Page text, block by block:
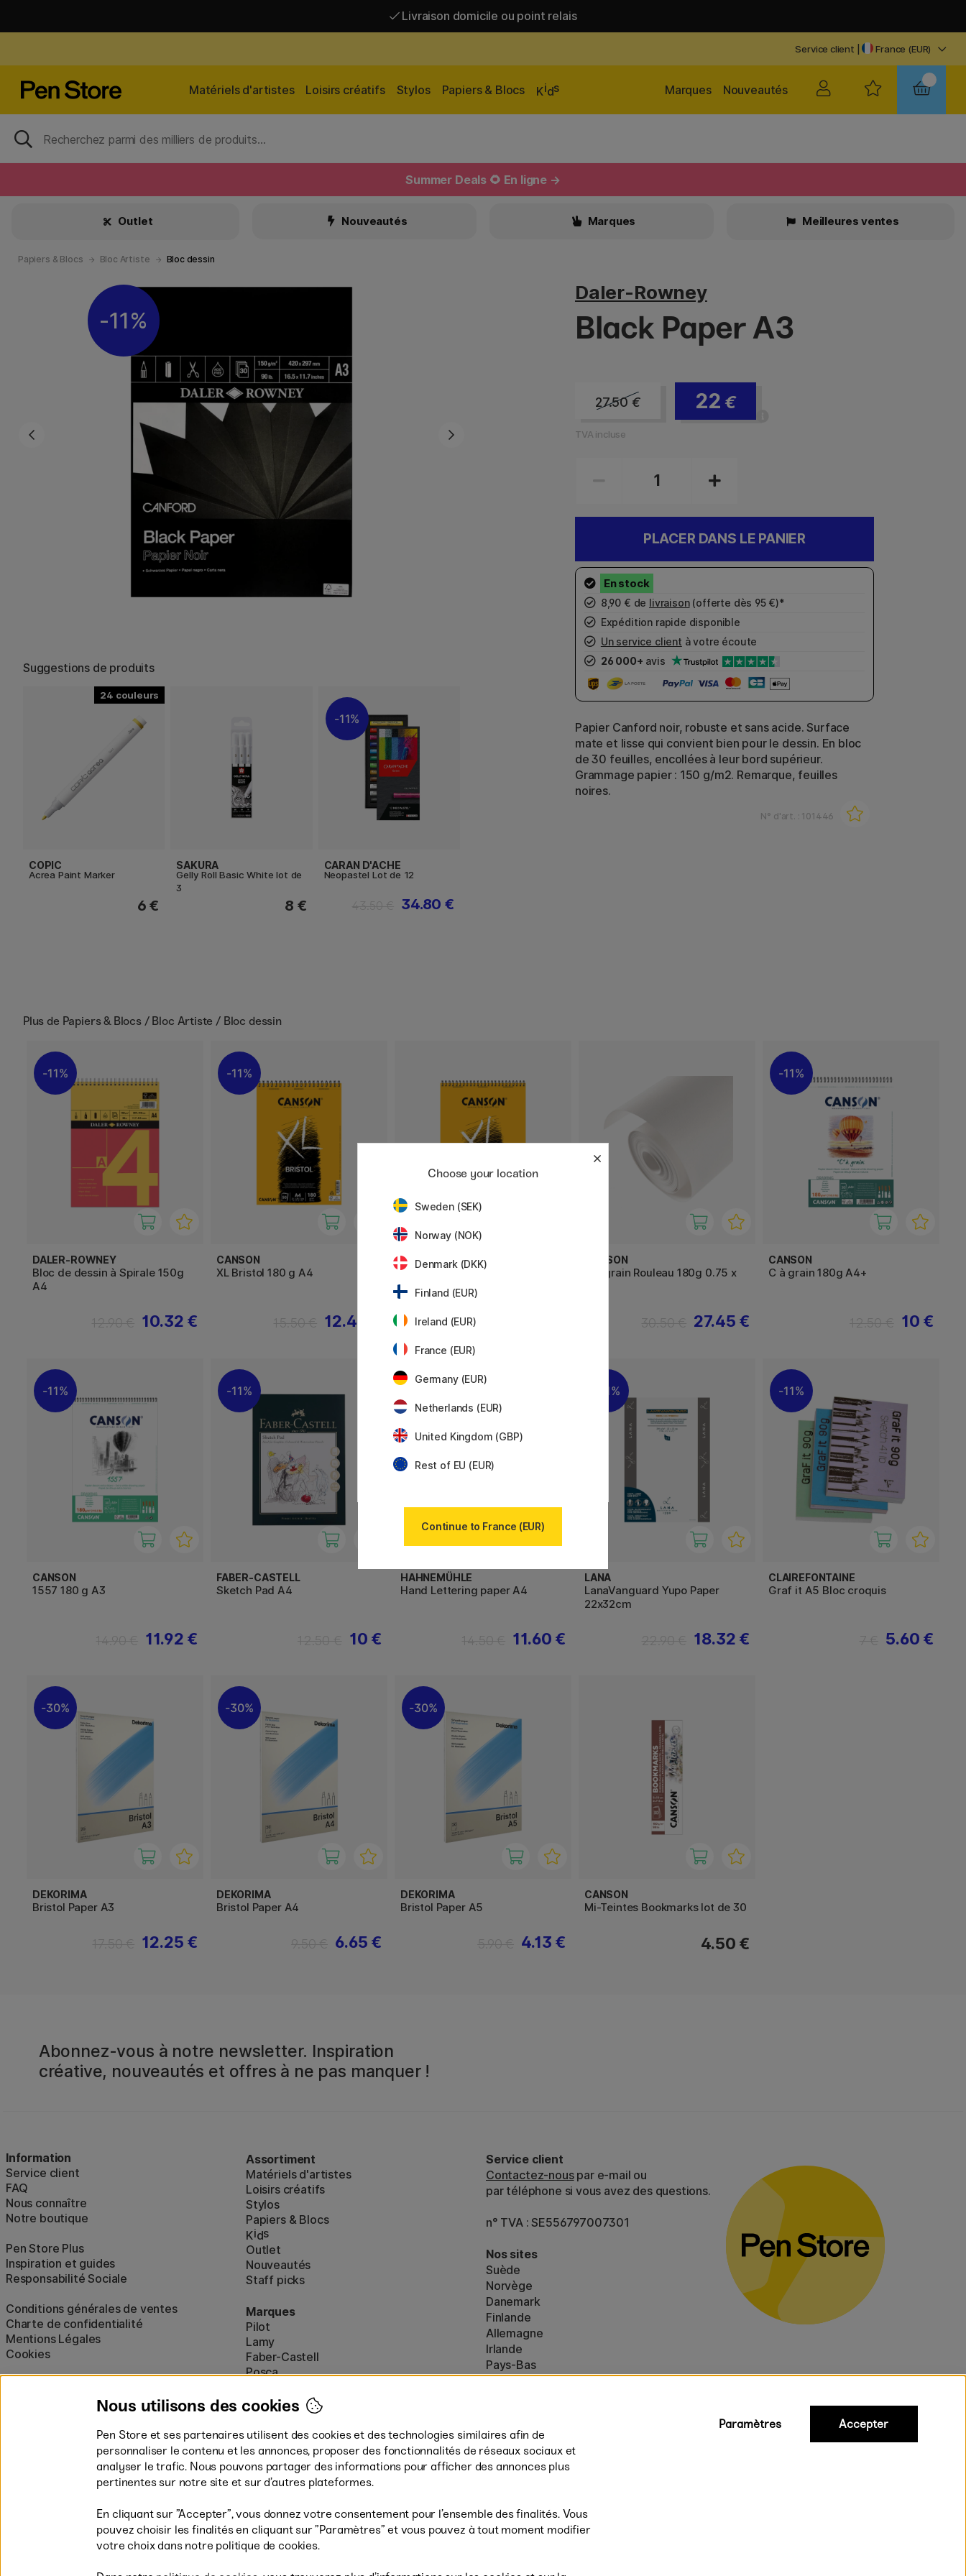
Livraison domicile ou point relais
Service client | France (EUR)
Matériels d'artistes Loisirs créatifs Stylos Papiers & Blocs Kids Nouveautés
Marques
Summer Deals 🌻 En ligne →
Outlet Nouveautés Marques Meilleures ventes
Papiers & Blocs Bloc Artiste Bloc dessin
11%
Suggestions de produits
24
COPIC
Acrea Paint Marker
6 €
SAKURA
Gelly Roll Basic White lot de
3
8 €
11%
CARAN D'ACHE
Neopastel Lot de 12
34.80 €
Daler-Rowney
Black Paper A3
27.50 € 22 €
TVA incluse
PLACER DANS LE PANIER
8,90 € de livraison(offerte dès 95 €)*
Expédition rapide disponible
Un service client à votre écoute
26 000+ avis
Papier Canford noir, robuste et sans acide. Surface
mate et lisse qui convient bien pour le dessin. En bloc
de 30 feuilles, encollées à leur bord supérieur.
Grammage papier : 150 g/m2. Remarque, feuilles
noires.
N° d'art. : 101446
Plus de Papiers & Blocs / Bloc Artiste / Bloc dessin
11%
DALER-ROWNEY
Bloc de dessin à Spirale 150g
A4
10.32 €
11%
CANSON
XL Bristol 180 g A4
12.40 €
CANSON
XL Bristol 180 g A3
CANSON
C à grain Rouleau 180g 0.75 x
27.45 €
11%
CANSON
C à grain 180g A4+
10 €
11%
CANSON
1557 180 g A3
11.92 €
11%
FABER-CASTELL
Sketch Pad A4
10 €
HAHNEMÜHLE
Hand Lettering paper A4
11.60 €
11%
LANA
LanaVanguard Yupo Paper
22x32cm
18.32 €
11%
CLAIREFONTAINE
Graf it A5 Bloc croquis
5.60 €
30%
DEKORIMA
Bristol Paper A3
12.25 €
30%
DEKORIMA
Bristol Paper A4
6.65 €
30%
DEKORIMA
Bristol Paper A5
4.13 €
CANSON
Mi-Teintes Bookmarks lot de 30
4.50 €
Abonnez-vous à notre newsletter. Inspiration
créative, nouveautés et offres à ne pas manquer !
Information
Service client
FAQ
Nous connaître
Notre boutique
Pen Store Plus
Inspiration et guides
Responsabilité Sociale
Conditions générales de ventes
Charte de confidentialité
Mentions Légales
Cookies
Assortiment
Matériels d'artistes
Loisirs créatifs
Stylos
Papiers & Blocs
Kids
Outlet
Nouveautés
Staff picks
Marques
Pilot
Lamy
Faber-Castell
Posca
Afficher toutes (160)
Service client
Contactez-nouspar e-mail ou
par téléphone si vous avez des questions.
n° TVA : SE556797007301
Nos sites
Suède
Norvège
Danemark
Finlande
Allemagne
Irlande
Pays-Bas
Royaume-Uni
* Des conditions de livraison
s’appliquent aux produits volumineux.
Les modes de paiement
Choose your location
Sweden (SEK)
Norway (NOK)
Denmark (DKK)
Finland (EUR)
Ireland (EUR)
France (EUR)
Germany (EUR)
Netherlands (EUR)
United Kingdom (GBP)
Rest of EU (EUR)
Continue to France (EUR)
Nous utilisons des cookies
Pen Store et ses partenaires utilisent des cookies et des technologies similaires afin de
personnaliser le contenu et les annonces, proposer des fonctionnalités de réseaux sociaux et
analyser le trafic. Nous pouvons partager des informations pour afficher des annonces plus
pertinentes sur notre site et sur d’autres plateformes.
En cliquant sur ”Accepter”, vous donnez votre consentement pour l’ensemble des finalités. Vous
pouvez choisir les finalités en cliquant sur ”Paramètres” et vous pouvez à tout moment modifier
votre choix dans notre politique de cookies.
Paramètres Accepter